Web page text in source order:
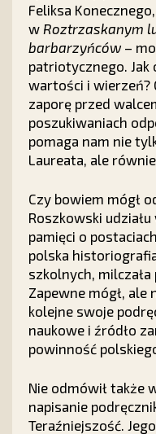
Feliksa
w Roztrzaskanym
barbarzyńców –
patriotycznego.
wartości i wierzeń?
zaporę przed
poszukiwaniach
pomaga nam nie
Laureata, ale
Czy bowiem mógł
Roszkowski
pamięci o
polska
szkolnych, milczała
Zapewne mógł, ale
kolejne swoje
naukowe i źródło
powinność
Nie odmówił także
napisanie
Teraźniejszość.